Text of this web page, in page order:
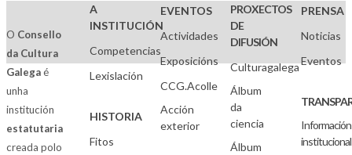
O Consello
da Cultura
Galegaé
unha
institución
estatutaria
creada polo
A
INSTITUCIÓN
Competencias
Lexislación
HISTORIA
Fitos
EVENTOS
Actividades
Exposicións
CCG.Acolle
Acción
exterior
PROXECTOS
DE
DIFUSIÓN
Culturagalega
Álbum
da
ciencia
Álbum
PRENSA
Noticias
Eventos
Información
institucional